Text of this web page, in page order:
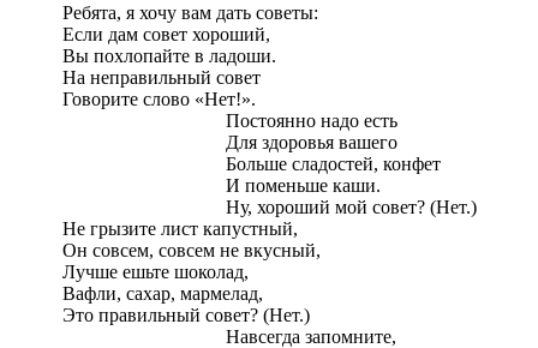
Ребята, я хочу вам дать советы:
Если дам совет хороший,
Вы похлопайте в ладоши.
На неправильный совет
Говорите слово «Нет!».
Постоянно надо есть
Для здоровья вашего
Больше сладостей, конфет
И поменьше каши.
Ну, хороший мой совет? (Нет.)
Не грызите лист капустный,
Он совсем, совсем не вкусный,
Лучше ешьте шоколад,
Вафли, сахар, мармелад,
Это правильный совет? (Нет.)
Навсегда запомните,